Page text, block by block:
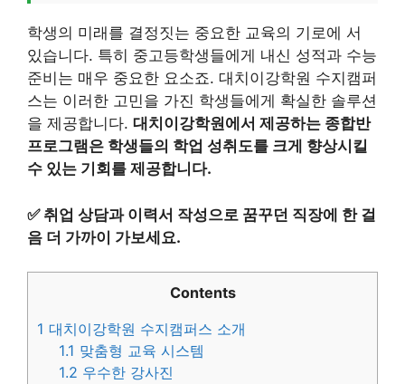
학생의 미래를 결정짓는 중요한 교육의 기로에 서
있습니다. 특히 중고등학생들에게 내신 성적과 수능
준비는 매우 중요한 요소죠. 대치이강학원 수지캠퍼
스는 이러한 고민을 가진 학생들에게 확실한 솔루션
을 제공합니다. 대치이강학원에서 제공하는 종합반
프로그램은 학생들의 학업 성취도를 크게 향상시킬
수 있는 기회를 제공합니다.
✅ 취업 상담과 이력서 작성으로 꿈꾸던 직장에 한 걸
음 더 가까이 가보세요.
Contents
1 대치이강학원 수지캠퍼스 소개
1.1 맞춤형 교육 시스템
1.2 우수한 강사진